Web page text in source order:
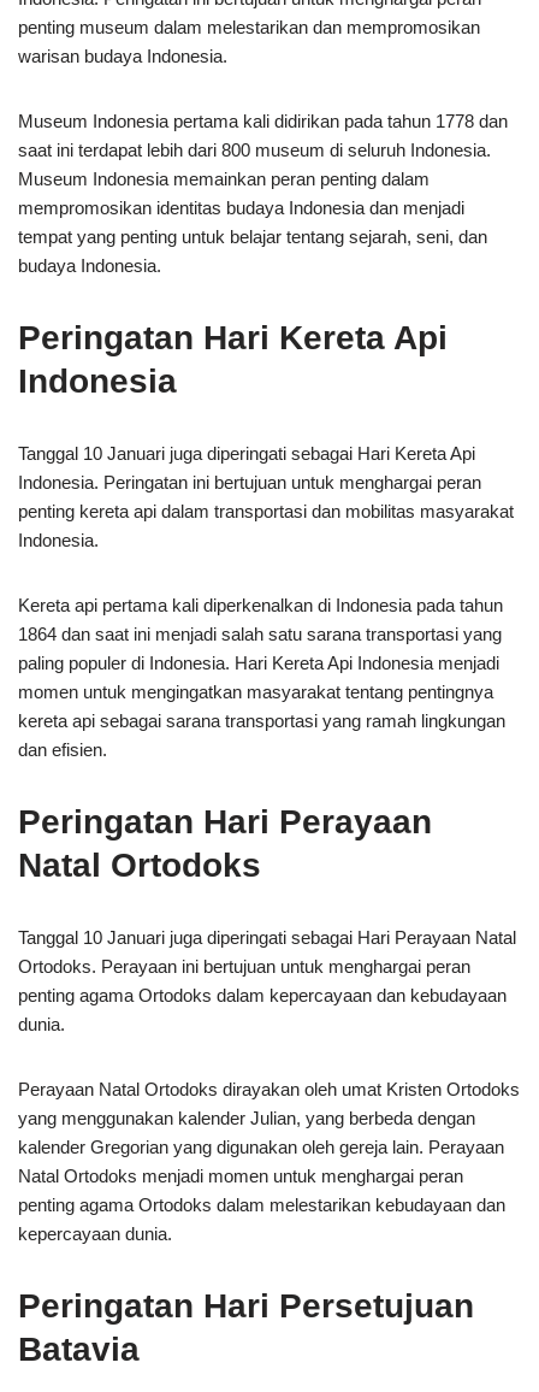
penting museum dalam melestarikan dan mempromosikan
warisan budaya Indonesia.
Museum Indonesia pertama kali didirikan pada tahun 1778 dan
saat ini terdapat lebih dari 800 museum di seluruh Indonesia.
Museum Indonesia memainkan peran penting dalam
mempromosikan identitas budaya Indonesia dan menjadi
tempat yang penting untuk belajar tentang sejarah, seni, dan
budaya Indonesia.
Peringatan Hari Kereta Api
Indonesia
Tanggal 10 Januari juga diperingati sebagai Hari Kereta Api
Indonesia. Peringatan ini bertujuan untuk menghargai peran
penting kereta api dalam transportasi dan mobilitas masyarakat
Indonesia.
Kereta api pertama kali diperkenalkan di Indonesia pada tahun
1864 dan saat ini menjadi salah satu sarana transportasi yang
paling populer di Indonesia. Hari Kereta Api Indonesia menjadi
momen untuk mengingatkan masyarakat tentang pentingnya
kereta api sebagai sarana transportasi yang ramah lingkungan
dan efisien.
Peringatan Hari Perayaan
Natal Ortodoks
Tanggal 10 Januari juga diperingati sebagai Hari Perayaan Natal
Ortodoks. Perayaan ini bertujuan untuk menghargai peran
penting agama Ortodoks dalam kepercayaan dan kebudayaan
dunia.
Perayaan Natal Ortodoks dirayakan oleh umat Kristen Ortodoks
yang menggunakan kalender Julian, yang berbeda dengan
kalender Gregorian yang digunakan oleh gereja lain. Perayaan
Natal Ortodoks menjadi momen untuk menghargai peran
penting agama Ortodoks dalam melestarikan kebudayaan dan
kepercayaan dunia.
Peringatan Hari Persetujuan
Batavia